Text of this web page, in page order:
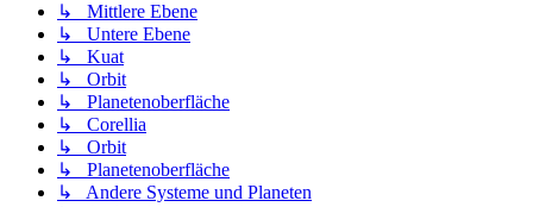
↳ Mittlere Ebene
↳ Untere Ebene
↳ Kuat
↳ Orbit
↳ Planetenoberfläche
↳ Corellia
↳ Orbit
↳ Planetenoberfläche
↳ Andere Systeme und Planeten